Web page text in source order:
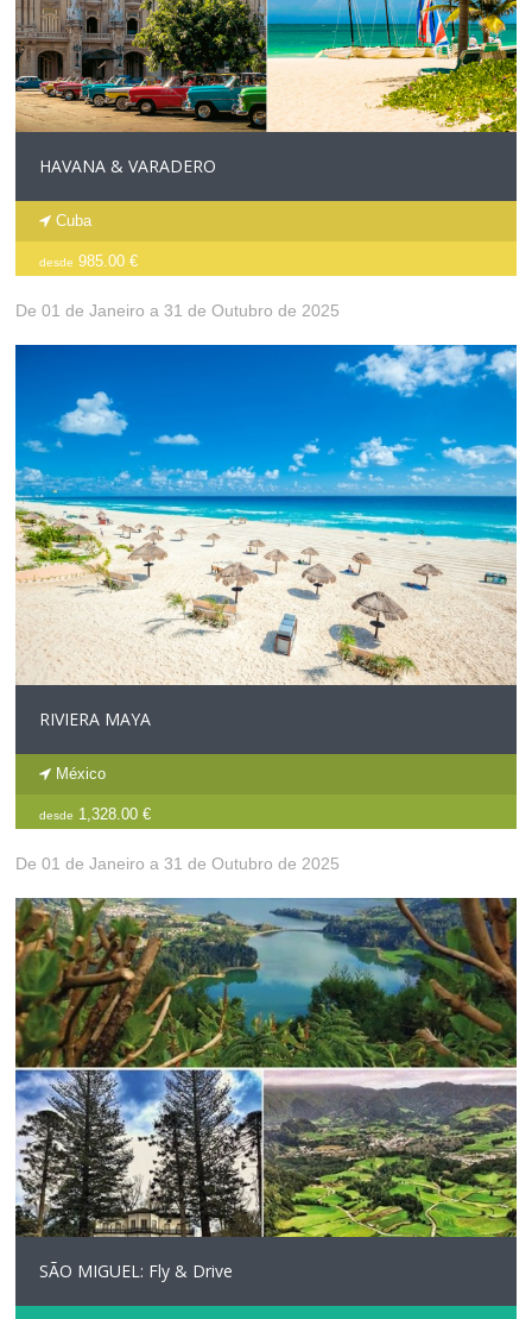
HAVANA & VARADERO
Cuba
desde 985.00 €
De 01 de Janeiro a 31 de Outubro de 2025
RIVIERA MAYA
México
desde 1,328.00 €
De 01 de Janeiro a 31 de Outubro de 2025
SÃO MIGUEL: Fly & Drive